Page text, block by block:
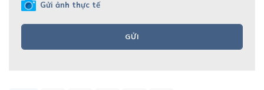
Gửi ảnh thực tế
GỬI